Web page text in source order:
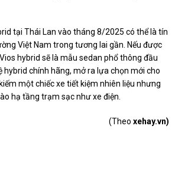
tại Thái Lan vào tháng 8/2025 có thể là tín
Việt Nam trong tương lai gần. Nếu được
hybrid sẽ là mẫu sedan phổ thông đầu
hybrid chính hãng, mở ra lựa chọn mới cho
một chiếc xe tiết kiệm nhiên liệu nhưng
hạ tầng trạm sạc như xe điện.
(Theo xehay.vn)